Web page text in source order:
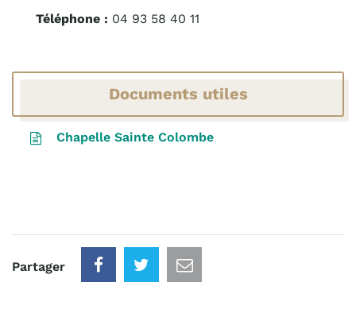
Téléphone : 04 93 58 40 11
Documents utiles
Chapelle Sainte Colombe
Partager